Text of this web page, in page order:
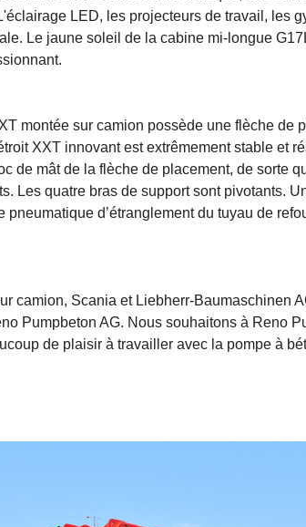
LED, les projecteurs de travail, les
Le jaune soleil de la cabine mi-longue
montée sur camion possède une flèche de
XXT innovant est extrêmement stable et
de mât de la flèche de placement, de sorte
Les quatre bras de support sont pivotants.
d’étranglement du tuyau de
camion, Scania et Liebherr-Baumaschinen
Pumpbeton AG. Nous souhaitons à Reno
de plaisir à travailler avec la pompe à